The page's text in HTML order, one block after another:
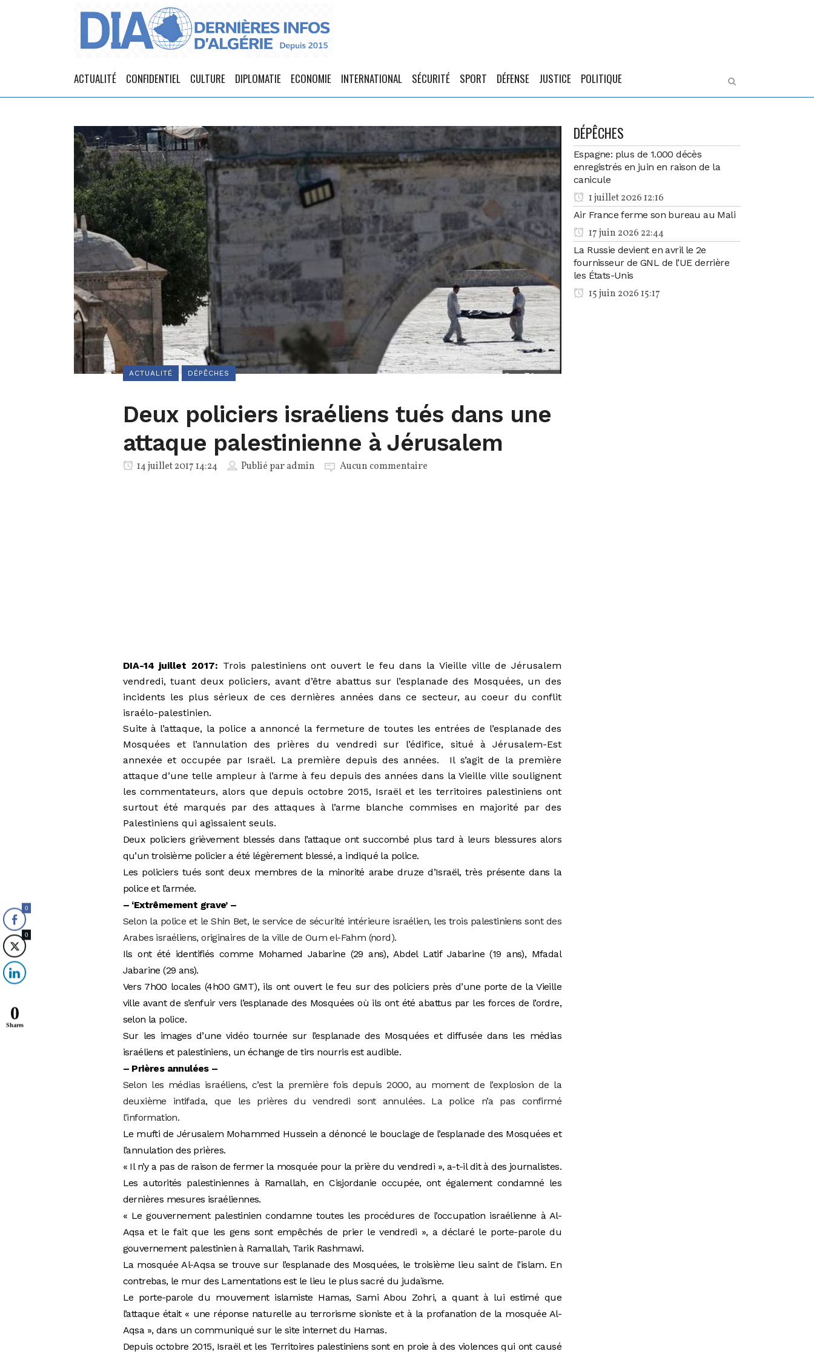
ACTUALITÉ CONFIDENTIEL CULTURE DIPLOMATIE ECONOMIE INTERNATIONAL SÉCURITÉ SPORT DÉFENSE JUSTICE POLITIQUE
ACTUALITÉ DÉPÊCHES
Deux policiers israéliens tués dans une
attaque palestinienne à Jérusalem
14 juillet 2017 14:24 Publié paradmin Aucun commentaire
DIA-14 juillet 2017: Trois palestiniens ont ouvert le feu dans la Vieille ville de Jérusalem
vendredi, tuant deux policiers, avant d’être abattus sur l’esplanade des Mosquées, un des
incidents les plus sérieux de ces dernières années dans ce secteur, au coeur du conflit
israélo-palestinien.
Suite à l’attaque, la police a annoncé la fermeture de toutes les entrées de l’esplanade des
Mosquées et l’annulation des prières du vendredi sur l’édifice, situé à Jérusalem-Est
annexée et occupée par Israël. La première depuis des années. Il s’agit de la première
attaque d’une telle ampleur à l’arme à feu depuis des années dans la Vieille ville soulignent
les commentateurs, alors que depuis octobre 2015, Israël et les territoires palestiniens ont
surtout été marqués par des attaques à l’arme blanche commises en majorité par des
Palestiniens qui agissaient seuls.
Deux policiers grièvement blessés dans l’attaque ont succombé plus tard à leurs blessures alors
qu’un troisième policier a été légèrement blessé, a indiqué la police.
Les policiers tués sont deux membres de la minorité arabe druze d’Israël, très présente dans la
police et l’armée.
– ‘Extrêmement grave’ –
Selon la police et le Shin Bet, le service de sécurité intérieure israélien, les trois palestiniens sont des
Arabes israéliens, originaires de la ville de Oum el-Fahm (nord).
Ils ont été identifiés comme Mohamed Jabarine (29 ans), Abdel Latif Jabarine (19 ans), Mfadal
Jabarine (29 ans).
Vers 7h00 locales (4h00 GMT), ils ont ouvert le feu sur des policiers près d’une porte de la Vieille
ville avant de s’enfuir vers l’esplanade des Mosquées où ils ont été abattus par les forces de l’ordre,
selon la police.
Sur les images d’une vidéo tournée sur l’esplanade des Mosquées et diffusée dans les médias
israéliens et palestiniens, un échange de tirs nourris est audible.
– Prières annulées –
Selon les médias israéliens, c’est la première fois depuis 2000, au moment de l’explosion de la
deuxième intifada, que les prières du vendredi sont annulées. La police n’a pas confirmé
l’information.
Le mufti de Jérusalem Mohammed Hussein a dénoncé le bouclage de l’esplanade des Mosquées et
l’annulation des prières.
« Il n’y a pas de raison de fermer la mosquée pour la prière du vendredi », a-t-il dit à des journalistes.
Les autorités palestiniennes à Ramallah, en Cisjordanie occupée, ont également condamné les
dernières mesures israéliennes.
« Le gouvernement palestinien condamne toutes les procédures de l’occupation israélienne à Al-
Aqsa et le fait que les gens sont empêchés de prier le vendredi », a déclaré le porte-parole du
gouvernement palestinien à Ramallah, Tarik Rashmawi.
La mosquée Al-Aqsa se trouve sur l’esplanade des Mosquées, le troisième lieu saint de l’islam. En
contrebas, le mur des Lamentations est le lieu le plus sacré du judaïsme.
Le porte-parole du mouvement islamiste Hamas, Sami Abou Zohri, a quant à lui estimé que
l’attaque était « une réponse naturelle au terrorisme sioniste et à la profanation de la mosquée Al-
Aqsa », dans un communiqué sur le site internet du Hamas.
Depuis octobre 2015, Israël et les Territoires palestiniens sont en proie à des violences qui ont causé
DÉPÊCHES
Espagne: plus de 1.000 décès
enregistrés en juin en raison de la
canicule
1 juillet 2026 12:16
Air France ferme son bureau au Mali
17 juin 2026 22:44
La Russie devient en avril le 2e
fournisseur de GNL de l’UE derrière
les États-Unis
15 juin 2026 15:17
0
0
0
Shares